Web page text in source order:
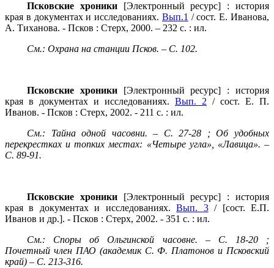
Псковские хроники[Электронный ресурс] : история
края в документах и исследованиях. Вып.1 / сост. Е. Иванова,
А. Тиханова. - Псков : Стерх, 2000. – 232 с. : ил.
См.: Охрана на станции Псков. – С. 102.
Псковские хроники[Электронный ресурс] : история
края в документах и исследованиях. Вып. 2 / сост. Е. П.
Иванов. - Псков : Стерх, 2002. - 211 с. : ил.
См.: Тайна одной часовни. – С. 27-28 ; Об удобных
перекрестках и топких местах: «Четыре угла», «Лавица». –
С. 89-91.
Псковские хроники[Электронный ресурс] : история
края в документах и исследованиях.Вып. 3/ [сост. Е.П.
Иванов и др.]. - Псков : Стерх, 2002. - 351 с. : ил.
См.: Споры об Ольгинской часовне. – С. 18-20 ;
Почетный член ПАО (академик С. Ф. Платонов и Псковский
край) – С. 213-316.